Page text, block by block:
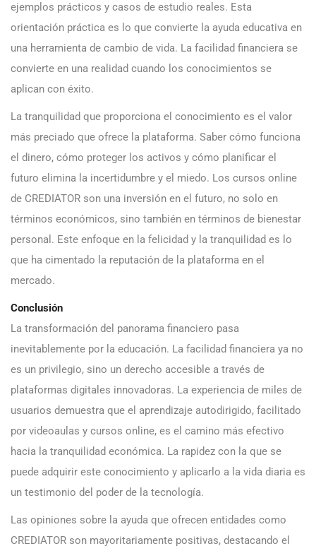
ejemplos prácticos y casos de estudio reales. Esta
orientación práctica es lo que convierte la ayuda educativa en
una herramienta de cambio de vida. La facilidad financiera se
convierte en una realidad cuando los conocimientos se
aplican con éxito.
La tranquilidad que proporciona el conocimiento es el valor
más preciado que ofrece la plataforma. Saber cómo funciona
el dinero, cómo proteger los activos y cómo planificar el
futuro elimina la incertidumbre y el miedo. Los cursos online
de CREDIATOR son una inversión en el futuro, no solo en
términos económicos, sino también en términos de bienestar
personal. Este enfoque en la felicidad y la tranquilidad es lo
que ha cimentado la reputación de la plataforma en el
mercado.
Conclusión
La transformación del panorama financiero pasa
inevitablemente por la educación. La facilidad financiera ya no
es un privilegio, sino un derecho accesible a través de
plataformas digitales innovadoras. La experiencia de miles de
usuarios demuestra que el aprendizaje autodirigido, facilitado
por videoaulas y cursos online, es el camino más efectivo
hacia la tranquilidad económica. La rapidez con la que se
puede adquirir este conocimiento y aplicarlo a la vida diaria es
un testimonio del poder de la tecnología.
Las opiniones sobre la ayuda que ofrecen entidades como
CREDIATOR son mayoritariamente positivas, destacando el